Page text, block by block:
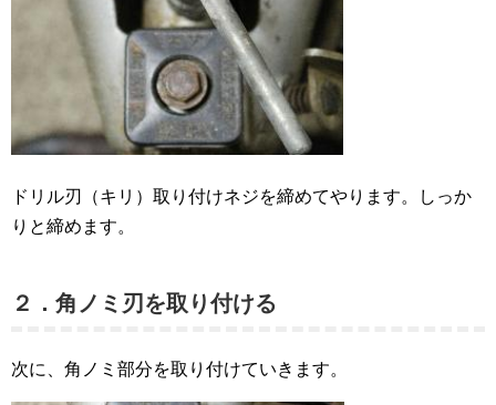
ドリル刃（キリ）取り付けネジを締めてやります。しっか
りと締めます。
２．角ノミ刃を取り付ける
次に、角ノミ部分を取り付けていきます。